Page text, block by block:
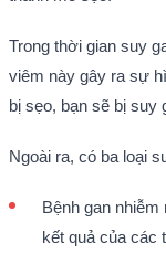
Trong thời gian suy
viêm này gây ra sự
bị sẹo, bạn sẽ bị suy
Ngoài ra, có ba loại
Bệnh gan
kết quả của các